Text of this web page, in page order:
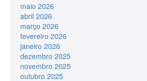
maio 2026
abril 2026
março 2026
fevereiro 2026
janeiro 2026
dezembro 2025
novembro 2025
outubro 2025